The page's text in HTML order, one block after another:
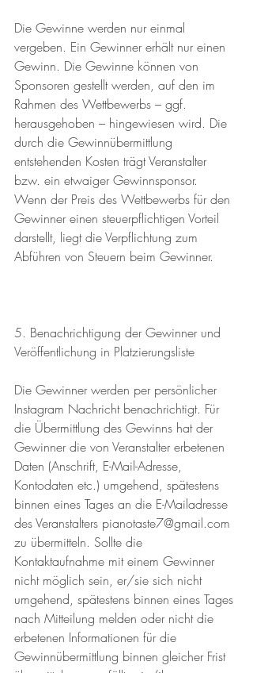
Die Gewinne werden nur einmal
vergeben. Ein Gewinner erhält nur einen
Gewinn. Die Gewinne können von
Sponsoren gestellt werden, auf den im
Rahmen des Wettbewerbs – ggf.
herausgehoben – hingewiesen wird. Die
durch die Gewinnübermittlung
entstehenden Kosten trägt Veranstalter
bzw. ein etwaiger Gewinnsponsor.
Wenn der Preis des Wettbewerbs für den
Gewinner einen steuerpflichtigen Vorteil
darstellt, liegt die Verpflichtung zum
Abführen von Steuern beim Gewinner.
5. Benachrichtigung der Gewinner und
Veröffentlichung in Platzierungsliste
Die Gewinner werden per persönlicher
Instagram Nachricht benachrichtigt. Für
die Übermittlung des Gewinns hat der
Gewinner die von Veranstalter erbetenen
Daten (Anschrift, E-Mail-Adresse,
Kontodaten etc.) umgehend, spätestens
binnen eines Tages an die E-Mailadresse
des Veranstalters pianotaste7@gmail.com
zu übermitteln. Sollte die
Kontaktaufnahme mit einem Gewinner
nicht möglich sein, er/sie sich nicht
umgehend, spätestens binnen eines Tages
nach Mitteilung melden oder nicht die
erbetenen Informationen für die
Gewinnübermittlung binnen gleicher Frist